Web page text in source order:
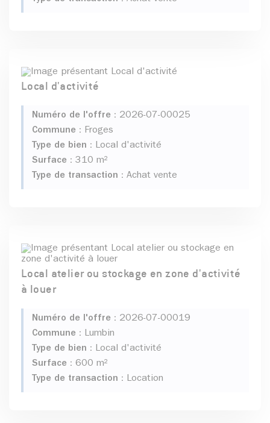
Local d'activité
Numéro de l'offre : 2026-07-00025
Commune : Froges
Type de bien : Local d'activité
Surface : 310 m²
Type de transaction : Achat vente
Local atelier ou stockage en zone d'activité
à louer
Numéro de l'offre : 2026-07-00019
Commune : Lumbin
Type de bien : Local d'activité
Surface : 600 m²
Type de transaction : Location